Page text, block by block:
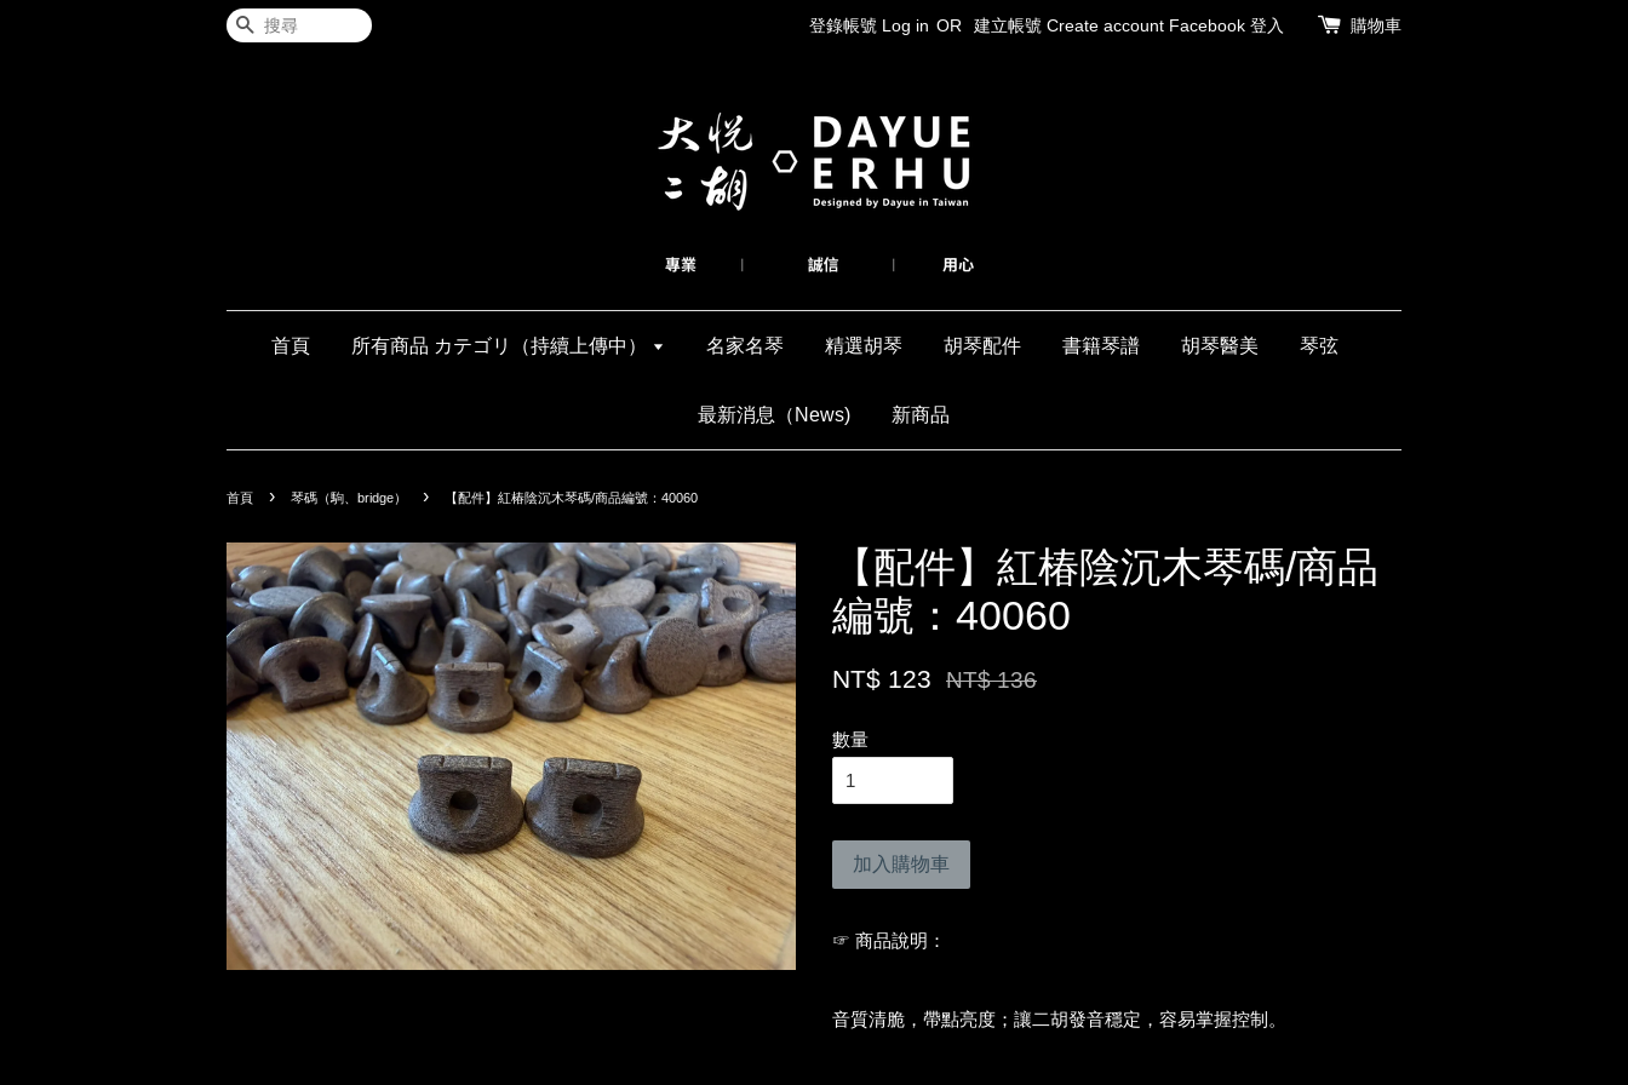
搜尋 登錄帳號 Log in OR 建立帳號 Create account Facebook 登入 購物車
首頁 所有商品 カテゴリ（持續上傳中） 名家名琴 精選胡琴 胡琴配件 書籍琴譜 胡琴醫美 琴弦
最新消息（News) 新商品
首頁 › 琴碼（駒、bridge） › 【配件】紅椿陰沉木琴碼/商品編號：40060
【配件】紅椿陰沉木琴碼/商品
編號：40060
NT$ 123 NT$ 136
數量
加入購物車
☞ 商品說明：
音質清脆，帶點亮度；讓二胡發音穩定，容易掌握控制。